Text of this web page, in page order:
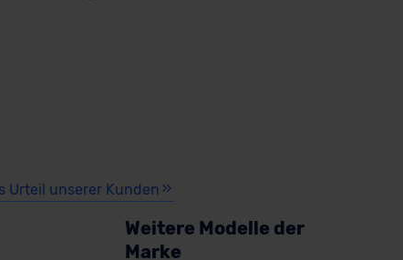
Urteil unserer Kunden
Weitere Modelle der
Marke